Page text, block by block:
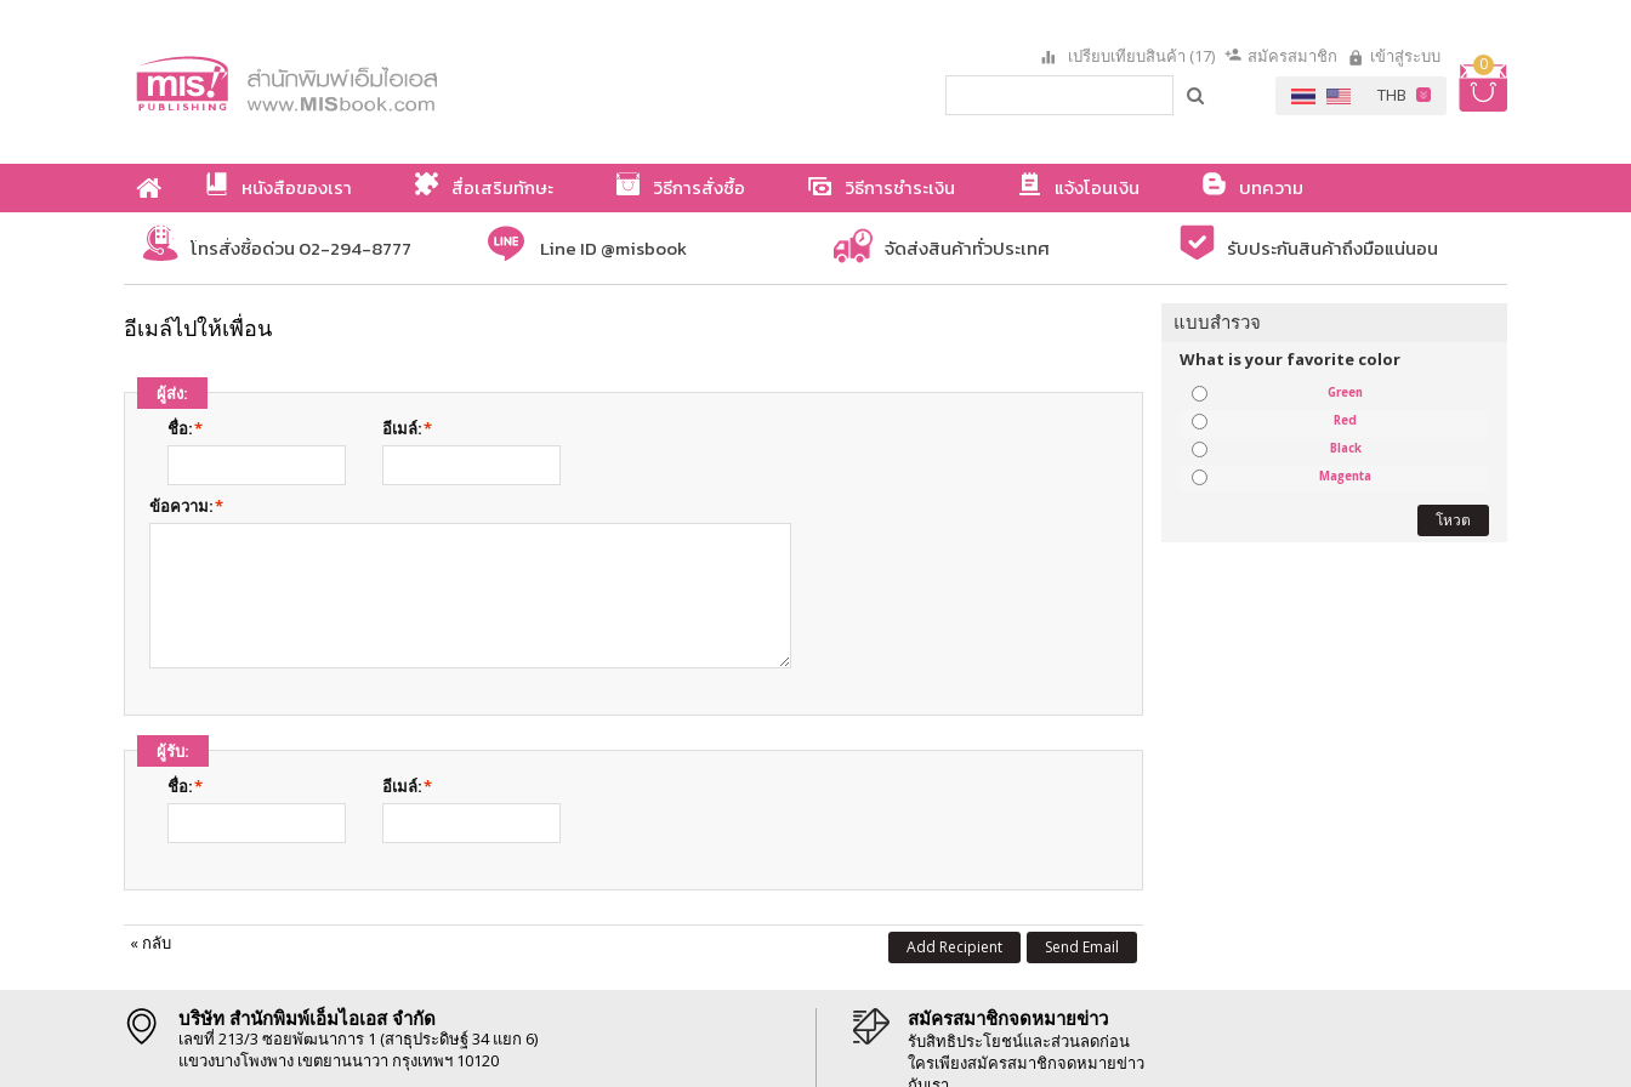
0
เปรียบเทียบสินค้า (17) สมัครสมาชิก เข้าสู่ระบบ
หนังสือของเรา สื่อเสริมทักษะ วิธีการสั่งซื้อ วิธีการชำระเงิน แจ้งโอนเงิน
บทความ
เกี่ยวกับเรา
โทรสั่งซื้อด่วน 02-294-8777 Line ID @misbook จัดส่งสินค้าทั่วประเทศ รับประกันสินค้าถึงมือแน่นอน
อีเมล์ไปให้เพื่อน
ผู้ส่ง:
*
ชื่อ: *
อีเมล์:
*
ข้อความ:
ผู้รับ:
*
ชื่อ: *
อีเมล์:
« กลับ Send Email
Add Recipient
แบบสำรวจ
What is your favorite color
Green
Red
Black
Magenta
โหวต
บริษัท สำนักพิมพ์เอ็มไอเอส จำกัด
เลขที่ 213/3 ซอยพัฒนาการ 1 (สาธุประดิษฐ์ 34 แยก 6)
แขวงบางโพงพาง เขตยานนาวา กรุงเทพฯ 10120
สมัครสมาชิกจดหมายข่าว
รับสิทธิประโยชน์และส่วนลดก่อน
ใครเพียงสมัครสมาชิกจดหมายข่าว